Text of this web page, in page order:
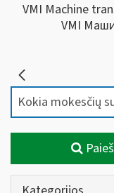
VMI Machine
VMI